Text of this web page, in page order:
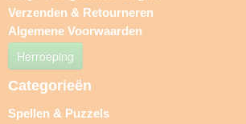
Verzenden & Retourneren
Algemene Voorwaarden
Herroeping
Categorieën
Spellen & Puzzels